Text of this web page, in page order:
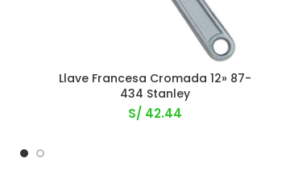
Llave Francesa Cromada 12» 87-
434 Stanley
S/ 42.44